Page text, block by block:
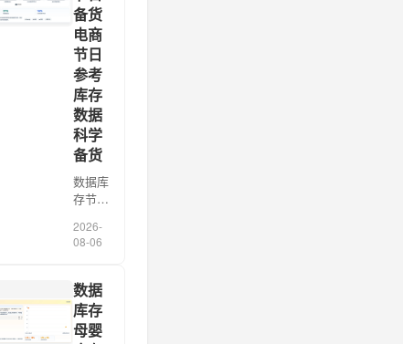
批即将
过期的
巴氏
奶，当
天报废
金额
21.3万
元。业
务经
[…]
备货
电商
节日
参考
库存
数据
科学
备货
数据库
存节日
电商节
日参考
据科学
备货
很多人
以为
2026-
08-06
数据
库存
母婴